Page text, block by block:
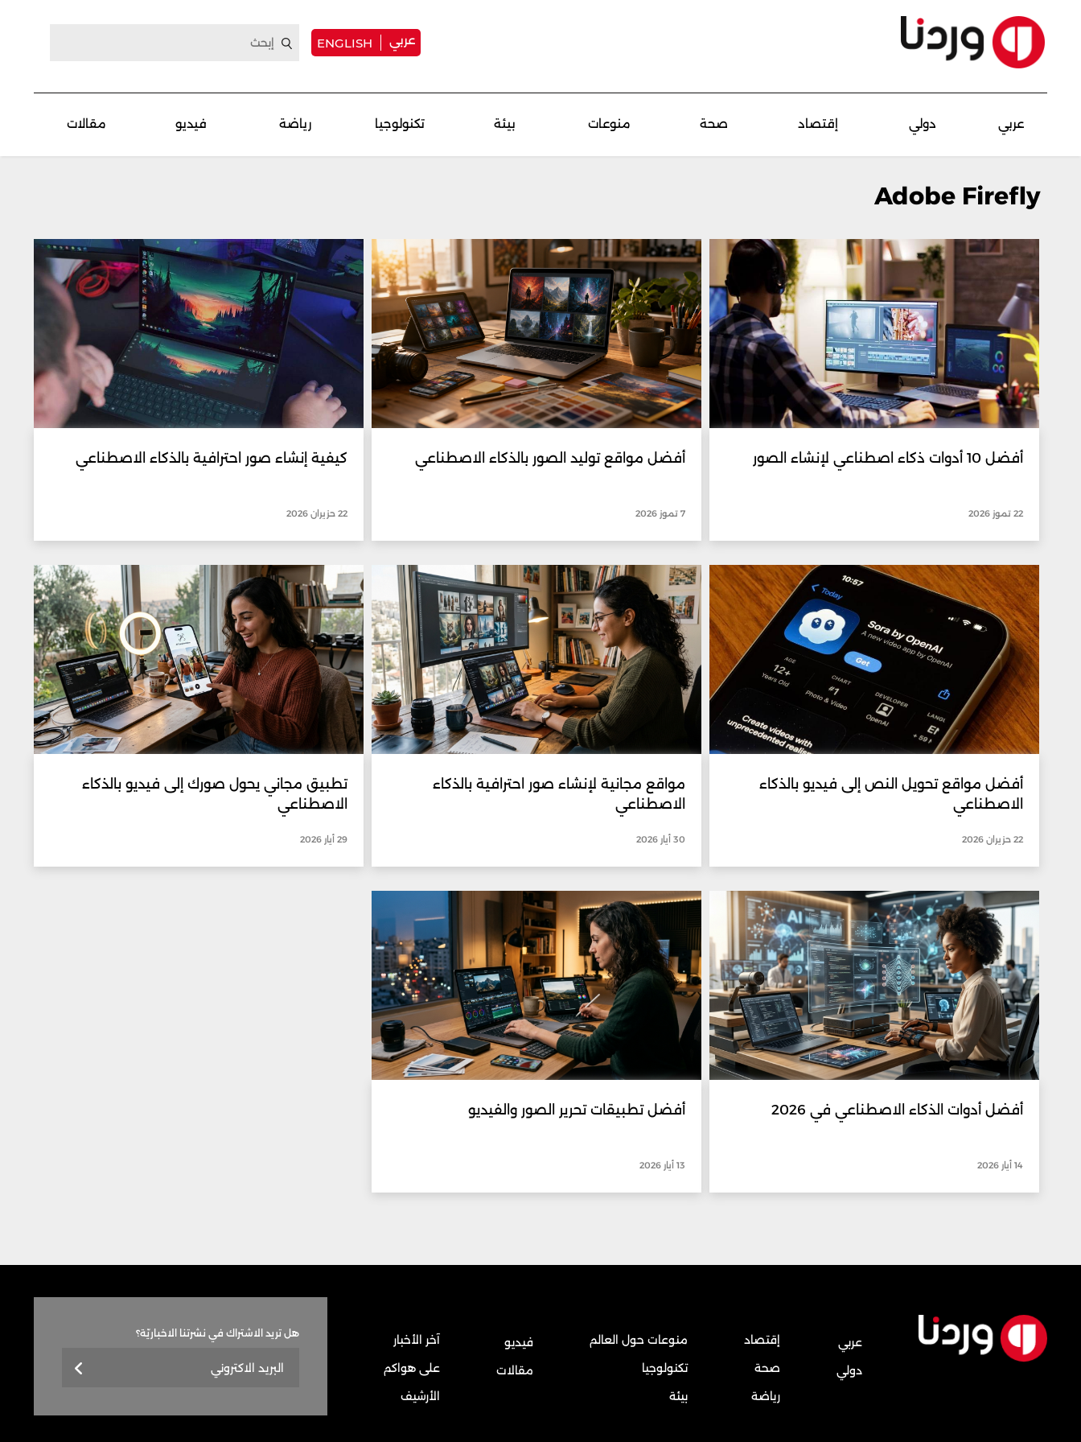
عربي ENGLISH
عربي دولي إقتصاد صحة منوعات بيئة تكنولوجيا رياضة فيديو مقالات
أفضل 10 أدوات ذكاء اصطناعي لإنشاء الصور
22 تموز 2026
أفضل مواقع توليد الصور بالذكاء الاصطناعي
7 تموز 2026
كيفية إنشاء صور احترافية بالذكاء الاصطناعي
22 حزيران 2026
أفضل مواقع تحويل النص إلى فيديو بالذكاء
الاصطناعي
22 حزيران 2026
مواقع مجانية لإنشاء صور احترافية بالذكاء
الاصطناعي
30 أيار 2026
تطبيق مجاني يحول صورك إلى فيديو بالذكاء
الاصطناعي
29 أيار 2026
أفضل أدوات الذكاء الاصطناعي في 2026
14 أيار 2026
أفضل تطبيقات تحرير الصور والفيديو
13 أيار 2026
عربي
دولي
إقتصاد
صحة
رياضة
منوعات حول العالم
تكنولوجيا
بيئة
فيديو
مقالات
آخر الأخبار
على هواكم
الأرشيف
هل تريد الاشتراك في نشرتنا الاخباريّة؟